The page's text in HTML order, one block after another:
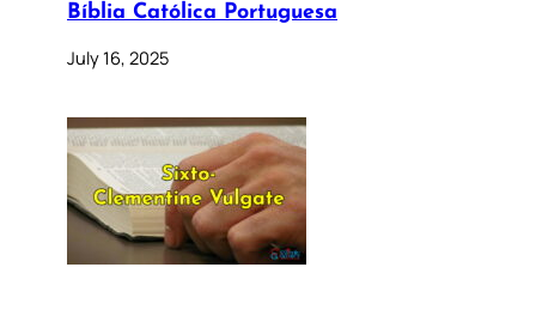
Bíblia Católica Portuguesa
July 16, 2025